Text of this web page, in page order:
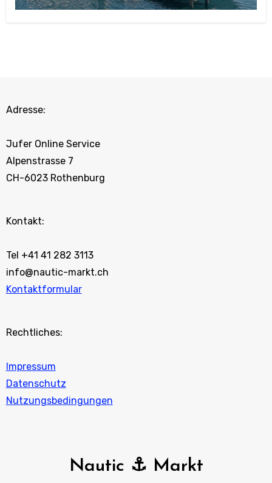
Adresse:
Jufer Online Service
Alpenstrasse 7
CH-6023 Rothenburg
Kontakt:
Tel +41 41 282 3113
info@nautic-markt.ch
Kontaktformular
Rechtliches:
Impressum
Datenschutz
Nutzungsbedingungen
Nautic ⚓ Markt